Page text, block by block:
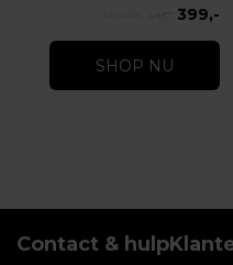
399,-
SHOP NU
Contact & hulp